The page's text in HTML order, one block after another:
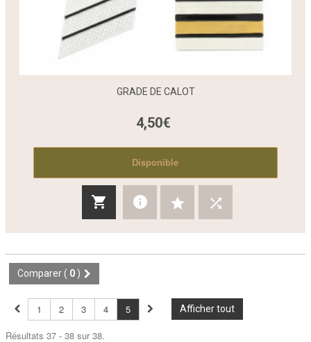
GRADE DE CALOT
4,50€
Disponible
Comparer ( 0 )
Afficher tout
1 2 3 4
5
Résultats 37 - 38 sur 38.